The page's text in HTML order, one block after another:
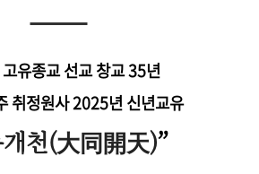
유종교 선교 창교 35년
취정원사 2025년 신년교유
천(大同開天)”